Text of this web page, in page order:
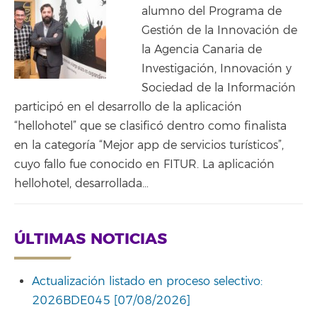
alumno del Programa de
Gestión de la Innovación de
la Agencia Canaria de
Investigación, Innovación y
Sociedad de la Información
participó en el desarrollo de la aplicación
“hellohotel” que se clasificó dentro como finalista
en la categoría “Mejor app de servicios turísticos”,
cuyo fallo fue conocido en FITUR. La aplicación
hellohotel, desarrollada…
ÚLTIMAS NOTICIAS
Actualización listado en proceso selectivo:
2026BDE045 [07/08/2026]